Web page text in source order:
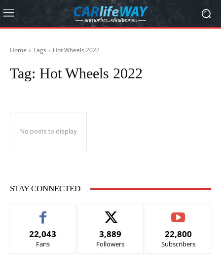
Home Tags Hot Wheels 2022
Tag: Hot Wheels 2022
No posts to display
STAY CONNECTED
22,043
Fans
3,889
Followers
22,800
Subscribers